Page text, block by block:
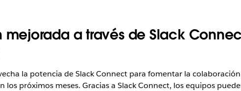
a través de Slack
la potencia de Slack Connect para fomentar la
los próximos meses. Gracias a Slack Connect, los equipos